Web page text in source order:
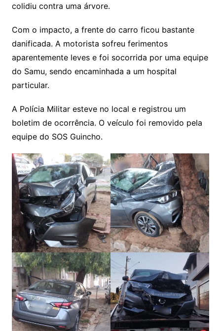
colidiu contra uma árvore.
Com o impacto, a frente do carro ficou bastante
danificada. A motorista sofreu ferimentos
aparentemente leves e foi socorrida por uma equipe
do Samu, sendo encaminhada a um hospital
particular.
A Polícia Militar esteve no local e registrou um
boletim de ocorrência. O veículo foi removido pela
equipe do SOS Guincho.